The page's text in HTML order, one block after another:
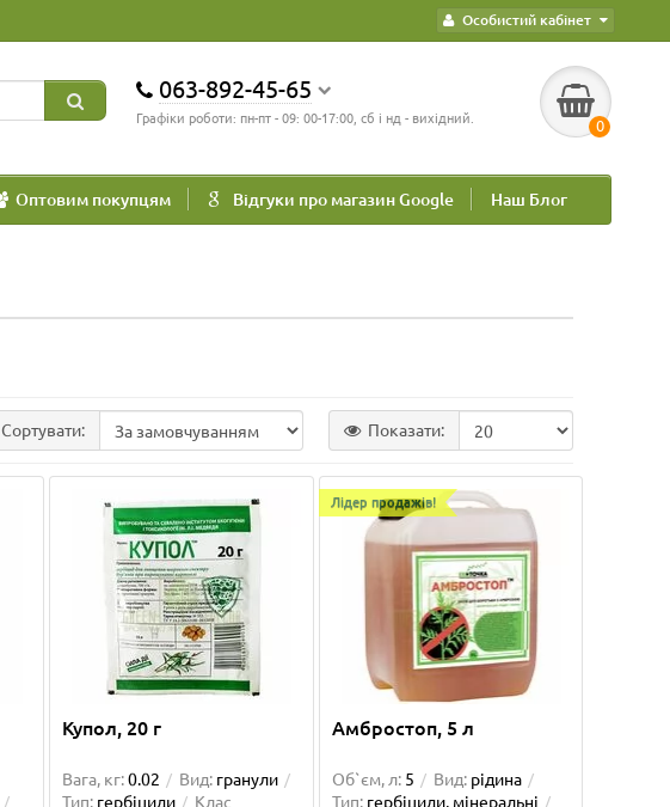
Особистий кабінет
063-892-45-65
Графіки роботи: пн-пт - 09: 00-17:00, сб і нд - вихідний. 0
Оптовим покупцям Відгуки про магазин Google Наш Блог
Сортувати: Показати:
Купол, 20 г
Вага, кг:0.02 Вид: гранули
Тип: гербіциди
Клас
Лідер продажів!
Амбростоп, 5 л
Об`єм, л: 5 Вид: рідина
Тип: гербіциди, мінеральні